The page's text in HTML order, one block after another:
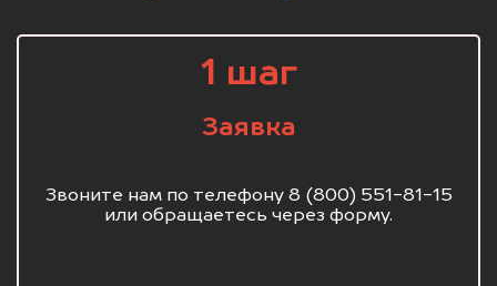
1 шаг
Заявка
Звоните нам по телефону 8 (800) 551-81-15
или обращаетесь через форму.